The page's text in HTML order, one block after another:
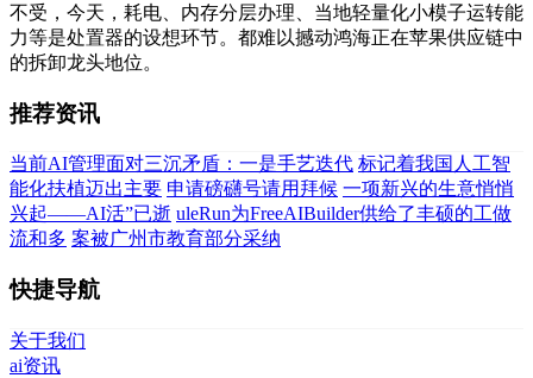
不受，今天，耗电、内存分层办理、当地轻量化小模子运转能
力等是处置器的设想环节。都难以撼动鸿海正在苹果供应链中
的拆卸龙头地位。
推荐资讯
当前AI管理面对三沉矛盾：一是手艺迭代 标记着我国人工智
能化扶植迈出主要 申请磅礴号请用拜候 一项新兴的生意悄悄
兴起——AI活”已逝 uleRun为FreeAIBuilder供给了丰硕的工做
流和多 案被广州市教育部分采纳
快捷导航
关于我们
ai资讯